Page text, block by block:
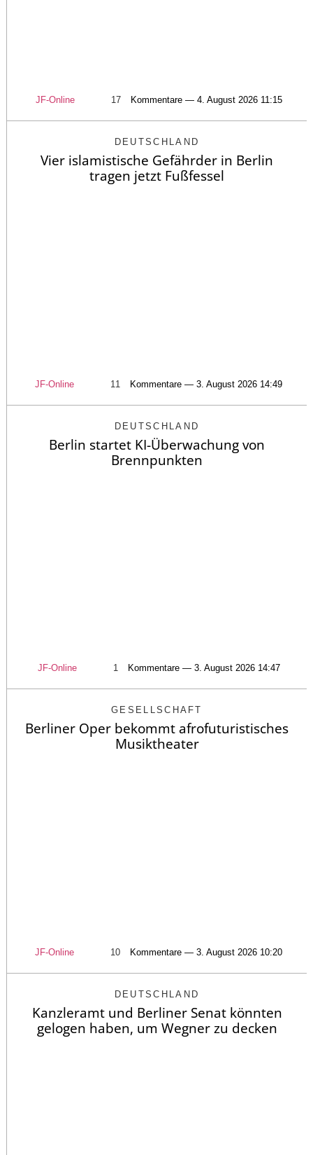
JF-Online 17 Kommentare — 4. August 2026 11:15
DEUTSCHLAND
Vier islamistische Gefährder in Berlin
tragen jetzt Fußfessel
JF-Online 11 Kommentare — 3. August 2026 14:49
DEUTSCHLAND
Berlin startet KI-Überwachung von
Brennpunkten
JF-Online 1 Kommentare — 3. August 2026 14:47
GESELLSCHAFT
Berliner Oper bekommt afrofuturistisches
Musiktheater
JF-Online 10 Kommentare — 3. August 2026 10:20
DEUTSCHLAND
Kanzleramt und Berliner Senat könnten
gelogen haben, um Wegner zu decken